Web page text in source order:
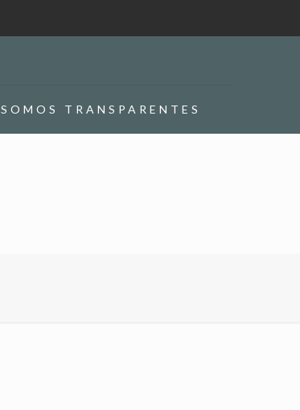
SOMOS TRANSPARENTES